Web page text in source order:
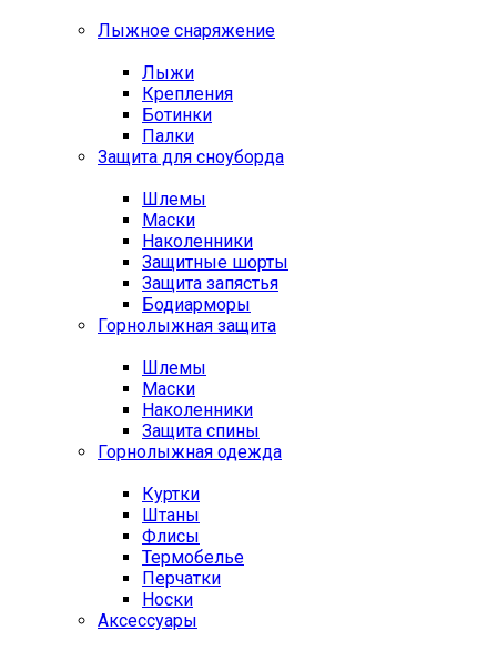
Лыжное снаряжение
Лыжи
Крепления
Ботинки
Палки
Защита для сноуборда
Шлемы
Маски
Наколенники
Защитные шорты
Защита запястья
Бодиарморы
Горнолыжная защита
Шлемы
Маски
Наколенники
Защита спины
Горнолыжная одежда
Куртки
Штаны
Флисы
Термобелье
Перчатки
Носки
Аксессуары